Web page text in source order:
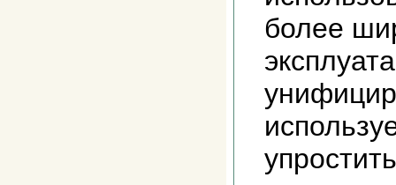
более